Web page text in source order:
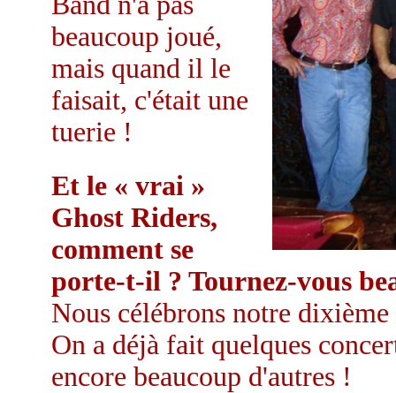
beaucoup joué,
mais quand il le
faisait, c'était une
tuerie !
Et le « vrai »
Ghost Riders,
comment se
porte-t-il ? Tournez-vous
Nous célébrons notre
On a déjà fait quelques
encore beaucoup d'autres !